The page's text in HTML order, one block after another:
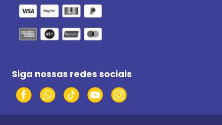
Siga nossas redes sociais